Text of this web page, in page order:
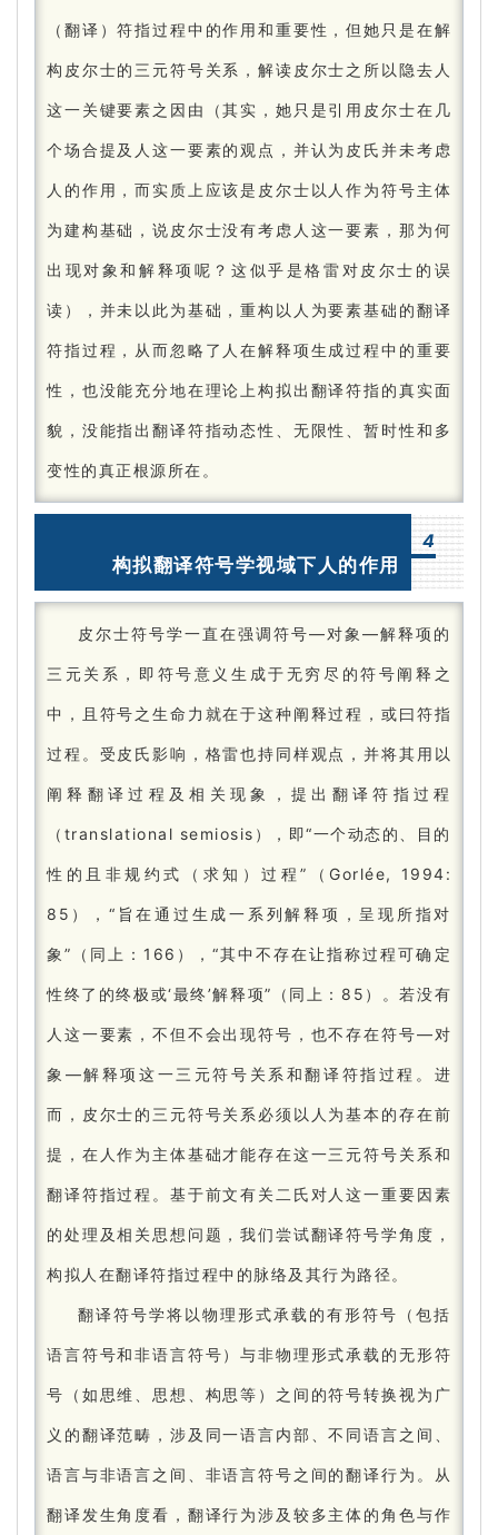
（翻译）符指过程中的作用和重要性，但她只是在解
构皮尔士的三元符号关系，解读皮尔士之所以隐去人
这一关键要素之因由（其实，她只是引用皮尔士在几
个场合提及人这一要素的观点，并认为皮氏并未考虑
人的作用，而实质上应该是皮尔士以人作为符号主体
为建构基础，说皮尔士没有考虑人这一要素，那为何
出现对象和解释项呢？ 这似乎是格雷对皮尔士的误
读），并未以此为基础，重构以人为要素基础的翻译
符指过程，从而忽略了人在解释项生成过程中的重要
性，也没能充分地在理论上构拟出翻译符指的真实面
貌，没能指出翻译符指动态性、无限性、暂时性和多
变性的真正根源所在。
构拟翻译符号学视域下人的作用
4
皮尔士符号学一直在强调符号—对象—解释项的
三元关系，即符号意义生成于无穷尽的符号阐释之
中，且符号之生命力就在于这种阐释过程，或曰符指
过程。 受皮氏影响，格雷也持同样观点，并将其用以
阐释翻译过程及相关现象，提出翻译符指过程
（translational semiosis），即“一个动态的、目的
性的且非规约式（求知）过程”（Gorlée, 1994:
85），“旨在通过生成一系列解释项，呈现所指对
象”（同上： 166），“其中不存在让指称过程可确定
性终了的终极或‘最终’解释项”（同上： 85）。若没有
人这一要素，不但不会出现符号，也不存在符号—对
象—解释项这一三元符号关系和翻译符指过程。 进
而，皮尔士的三元符号关系必须以人为基本的存在前
提，在人作为主体基础才能存在这一三元符号关系和
翻译符指过程。 基于前文有关二氏对人这一重要因素
的处理及相关思想问题，我们尝试翻译符号学角度，
构拟人在翻译符指过程中的脉络及其行为路径。
翻译符号学将以物理形式承载的有形符号（包括
语言符号和非语言符号）与非物理形式承载的无形符
号（如思维、思想、构思等）之间的符号转换视为广
义的翻译范畴，涉及同一语言内部、不同语言之间、
语言与非语言之间、非语言符号之间的翻译行为。 从
翻译发生角度看，翻译行为涉及较多主体的角色与作